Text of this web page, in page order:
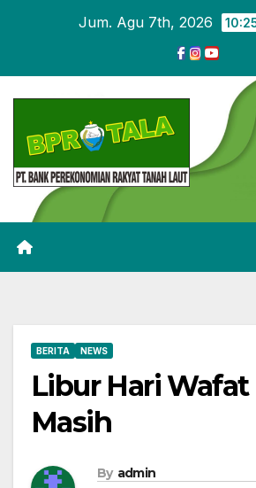
Jum. Agu 7th, 2026
BERITA NEWS
Libur Hari Wafat
Masih
By admin